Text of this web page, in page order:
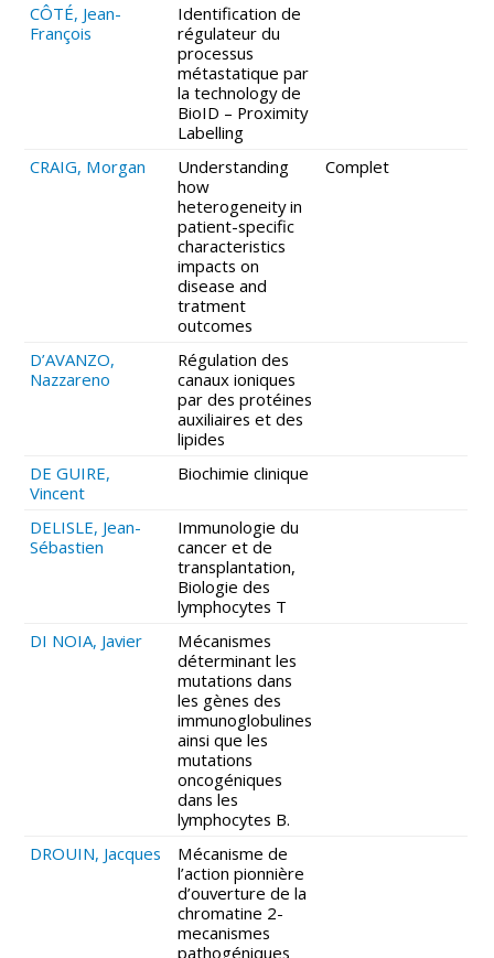
CÔTÉ, Jean-
François
Identification de
régulateur du
processus
métastatique par
la technology de
BioID – Proximity
Labelling
CRAIG, Morgan
Understanding
how
heterogeneity in
patient-specific
characteristics
impacts on
disease and
tratment
outcomes
Complet
D’AVANZO,
Nazzareno
Régulation des
canaux ioniques
par des protéines
auxiliaires et des
lipides
DE GUIRE,
Vincent
Biochimie clinique
DELISLE, Jean-
Sébastien
Immunologie du
cancer et de
transplantation,
Biologie des
lymphocytes T
DI NOIA, Javier
Mécanismes
déterminant les
mutations dans
les gènes des
immunoglobulines
ainsi que les
mutations
oncogéniques
dans les
lymphocytes B.
DROUIN, Jacques
Mécanisme de
l’action pionnière
d’ouverture de la
chromatine 2-
mecanismes
pathogéniques